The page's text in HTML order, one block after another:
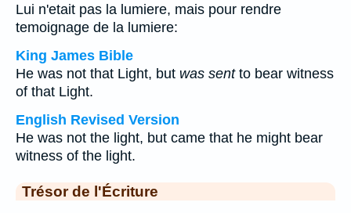
Lui n'etait pas la lumiere, mais pour rendre
temoignage de la lumiere:
King James Bible
He was not that Light, but was sentto bear witness
of that Light.
English Revised Version
He was not the light, but came that he might bear
witness of the light.
Trésor de l'Écriture